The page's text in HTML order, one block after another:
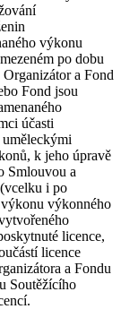
výkonu
po dobu
a Fond
Fond jsou
účasti
k jeho úpravě
Smlouvou a
i po
výkonu výkonného
licence,
licence
a Fondu
Soutěžícího